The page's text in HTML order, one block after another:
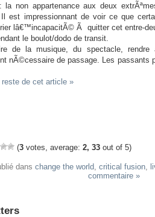
la non appartenance aux deux
est impressionnant de voir ce que
lâ€™incapacitÃ© Ã quitter cet entre-
le boulot/dodo de transit.
de la musique, du spectacle, rendre
nÃ©cessaire de passage. Les passants
reste de cet article »
(3 votes, average: 2, 33 out of 5)
dans change the world, critical fusion,
commentaire »